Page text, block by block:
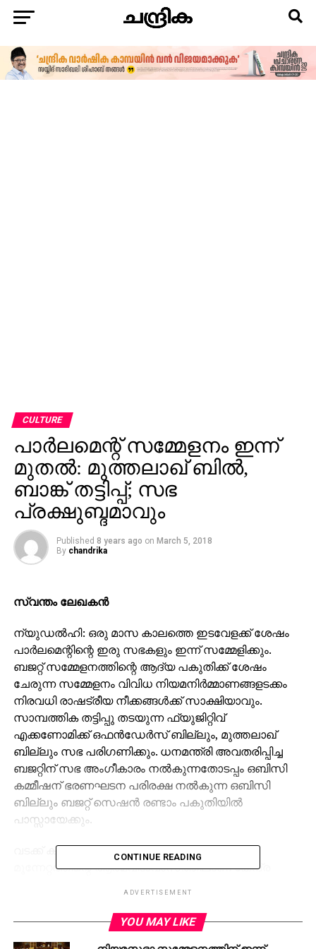
CULTURE
പാര്‍ലമെന്റ് സമ്മേളനം ഇന്ന്
മുതല്‍: മുത്തലാഖ് ബില്‍,
ബാങ്ക് തട്ടിപ്പ്; സഭ
പ്രക്ഷുബ്ദമാവും
Published 8 years ago on March 5, 2018
By chandrika
സ്വന്തം ലേഖകന്‍
ന്യുഡല്‍ഹി: ഒരു മാസ കാലത്തെ ഇടവേളക്ക് ശേഷം
പാര്‍ലമെന്റിന്റെ ഇരു സഭകളും ഇന്ന് സമ്മേളിക്കും.
ബജറ്റ് സമ്മേളനത്തിന്റെ ആദ്യ പകുതിക്ക് ശേഷം
ചേരുന്ന സമ്മേളനം വിവിധ നിയമനിര്‍മ്മാണങ്ങളടക്കം
നിരവധി രാഷട്രീയ നീക്കങ്ങള്‍ക്ക് സാക്ഷിയാവും.
സാമ്പത്തിക തട്ടിപ്പു തടയുന്ന ഫ്യുജിറ്റിവ്
എക്കണോമിക്ക് ഒഫന്‍ഡേര്‍സ് ബില്ലും, മുത്തലാഖ്
ബില്ലും സഭ പരിഗണിക്കും. ധനമന്ത്രി അവതരിപ്പിച്ച
ബജറ്റിന് സഭ അംഗീകാരം നല്‍കുന്നതോടപ്പം ഒബിസി
കമ്മീഷന് ഭരണഘടന പരിരക്ഷ നല്‍കുന്ന ഒബിസി
ബില്ലും ബജറ്റ് സെഷന്‍ രണ്ടാം പകുതിയില്‍
പാസ്സായേക്കും.
വടക്ക് കിഴക്കന്‍ സംസ്ഥാനങ്ങളിലെ ബിജെപി
മുന്നേറ്റത്തിന്റെ ആത്മവിശ്വാസത്തിലാണ് കേന്ദ്ര
സാമ്പത്തിക പ്രതിസന്ധിയും സാമ്പത്തിക
കുറ്റകൃത്യങ്ങളുടെ വര്‍ധനയും പ്രതിപക്ഷം
CONTINUE READING
ADVERTISEMENT
YOU MAY LIKE